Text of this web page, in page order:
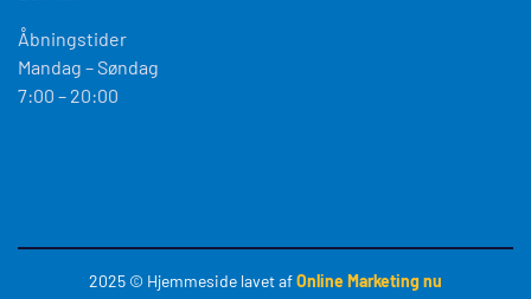
Åbningstider
Mandag – Søndag
7:00 – 20:00
2025 © Hjemmeside lavet afOnline Marketing nu